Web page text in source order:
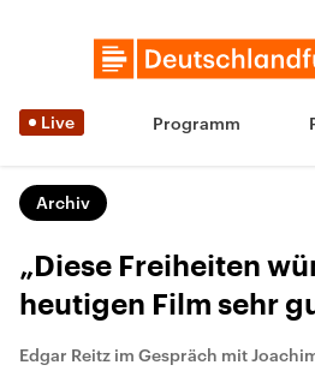
Live Programm
Archiv
„Diese Freiheiten
heutigen Film sehr
Edgar Reitz im Gespräch mit